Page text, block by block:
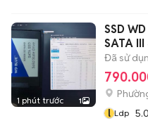
1 phút trước 1
SSD
SATA
Đã sử
l Ldp 5.0